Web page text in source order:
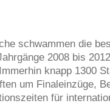
schwammen die
2008 bis
knapp 1300
um Finaleinzüge,
für